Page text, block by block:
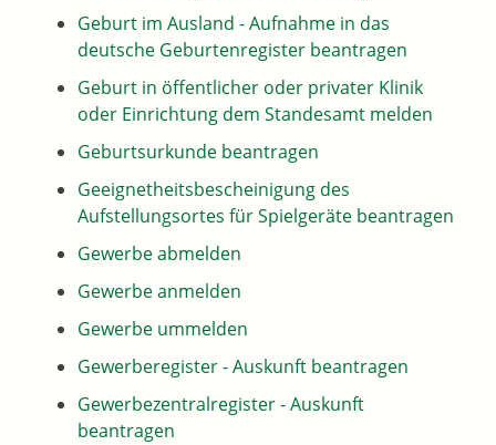
Geburt im Ausland - Aufnahme in das
deutsche Geburtenregister beantragen
Geburt in öffentlicher oder privater Klinik
oder Einrichtung dem Standesamt melden
Geburtsurkunde beantragen
Geeignetheitsbescheinigung des
Aufstellungsortes für Spielgeräte beantragen
Gewerbe abmelden
Gewerbe anmelden
Gewerbe ummelden
Gewerberegister - Auskunft beantragen
Gewerbezentralregister - Auskunft
beantragen